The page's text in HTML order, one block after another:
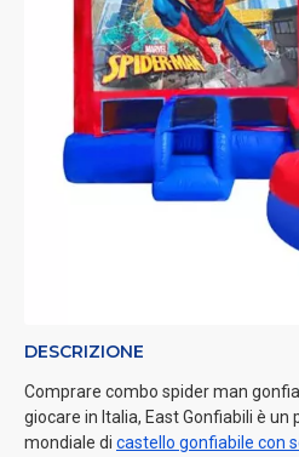
DESCRIZIONE
Comprare combo spider man
giocare in Italia, East Gonfiabili è
mondiale di castello gonfiabile con